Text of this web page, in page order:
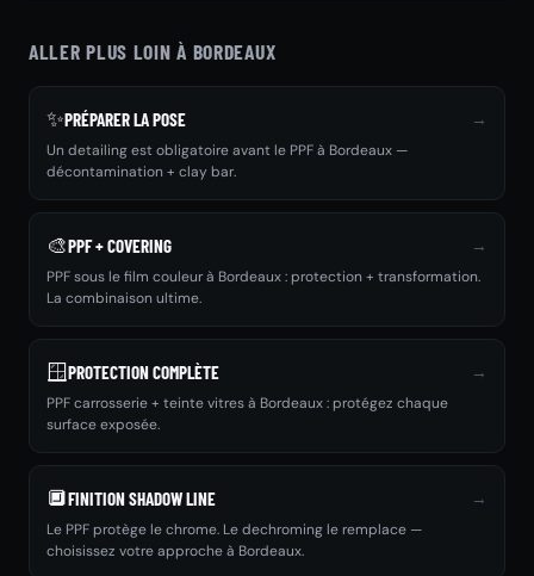
ALLER PLUS LOIN À BORDEAUX
✨PRÉPARER LA POSE →
Un detailing est obligatoire avant le PPF à Bordeaux —
décontamination + clay bar.
🎨PPF + COVERING →
PPF sous le film couleur à Bordeaux : protection + transformation.
La combinaison ultime.
🪟PROTECTION COMPLÈTE →
PPF carrosserie + teinte vitres à Bordeaux : protégez chaque
surface exposée.
🔲FINITION SHADOW LINE →
Le PPF protège le chrome. Le dechroming le remplace —
choisissez votre approche à Bordeaux.